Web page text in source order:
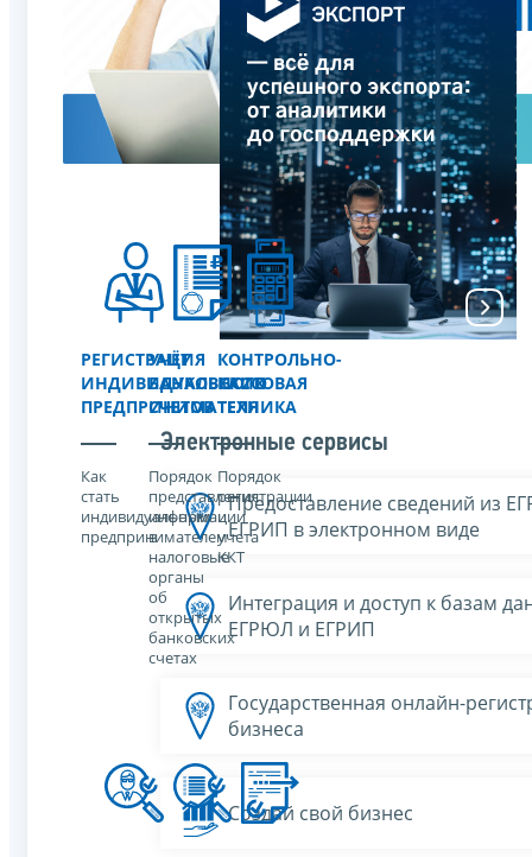
РЕГИСТРАЦИЯ
ИНДИВИДУАЛЬНОГО
ПРЕДПРИНИМАТЕЛЯ
Как
стать
индивидуальным
предпринимателем
УЧЁТ
БАНКОВСКИХ
СЧЕТОВ
Порядок
представления
информации
в
налоговые
органы
об
открытых
банковских
счетах
КОНТРОЛЬНО-
КАССОВАЯ
ТЕХНИКА
Порядок
регистрации
и
учета
ККТ
Электронные сервисы
Предоставление сведений из
ЕГРИП в электронном виде
Интеграция и доступ к базам
ЕГРЮЛ и ЕГРИП
Государственная онлайн-
бизнеса
Создай свой бизнес